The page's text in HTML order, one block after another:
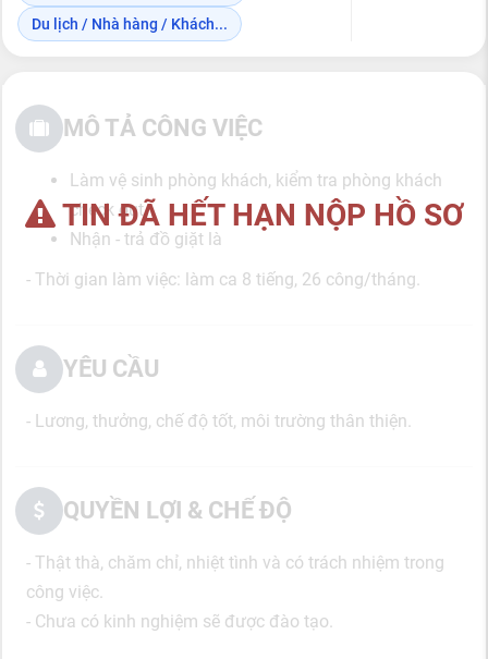
Du lịch / Nhà hàng / Khách...
TIN ĐÃ HẾT HẠN NỘP HỒ SƠ
MÔ TẢ CÔNG VIỆC
Làm vệ sinh phòng khách, kiểm tra phòng khách
check out
Nhận - trả đồ giặt là
- Thời gian làm việc: làm ca 8 tiếng, 26 công/tháng.
YÊU CẦU
- Lương, thưởng, chế độ tốt, môi trường thân thiện.
QUYỀN LỢI & CHẾ ĐỘ
- Thật thà, chăm chỉ, nhiệt tình và có trách nhiệm trong
công việc.
- Chưa có kinh nghiệm sẽ được đào tạo.